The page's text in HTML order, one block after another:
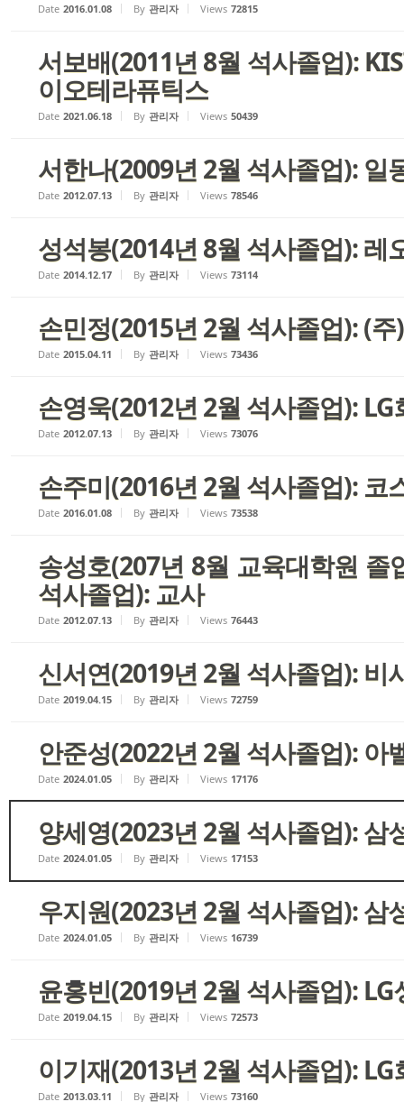
Date 2016.01.08 By 관리자 Views 72815
서보배(2011년 8월 석사졸업):
이오테라퓨틱스
Date 2021.06.18 By 관리자 Views 50439
서한나(2009년 2월 석사졸업): 일
Date 2012.07.13 By 관리자 Views 78546
성석봉(2014년 8월 석사졸업): 레
Date 2014.12.17 By 관리자 Views 73114
손민정(2015년 2월 석사졸업): (
Date 2015.04.11 By 관리자 Views 73436
손영욱(2012년 2월 석사졸업): LG
Date 2012.07.13 By 관리자 Views 73076
손주미(2016년 2월 석사졸업): 코
Date 2016.01.08 By 관리자 Views 73538
송성호(207년 8월 교육대학원 졸
석사졸업): 교사
Date 2012.07.13 By 관리자 Views 76443
신서연(2019년 2월 석사졸업): 비
Date 2019.04.15 By 관리자 Views 72759
안준성(2022년 2월 석사졸업): 아
Date 2024.01.05 By 관리자 Views 17176
양세영(2023년 2월 석사졸업): 삼
Date 2024.01.05 By 관리자 Views 17153
우지원(2023년 2월 석사졸업): 삼
Date 2024.01.05 By 관리자 Views 16739
윤홍빈(2019년 2월 석사졸업):
Date 2019.04.15 By 관리자 Views 72573
이기재(2013년 2월 석사졸업): LG
Date 2013.03.11 By 관리자 Views 73160